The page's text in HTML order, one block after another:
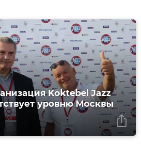
Koktebel Jazz
уровню Москвы